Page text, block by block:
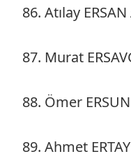
86. Atılay
87. Murat
88. Ömer
89. Ahmet